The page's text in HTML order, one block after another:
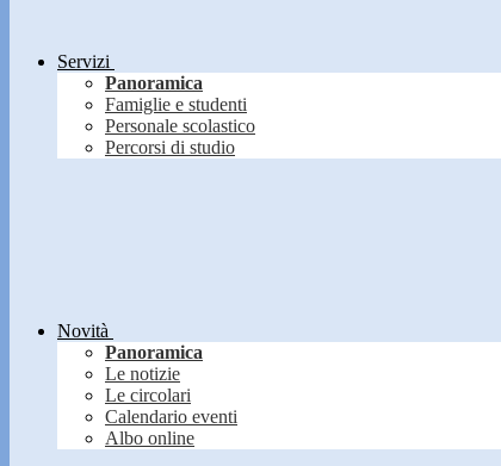
Servizi
Panoramica
Famiglie e studenti
Personale scolastico
Percorsi di studio
Novità
Panoramica
Le notizie
Le circolari
Calendario eventi
Albo online